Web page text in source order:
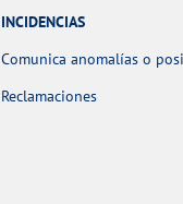
INCIDENCIAS
Comunica anomalías o
Reclamaciones